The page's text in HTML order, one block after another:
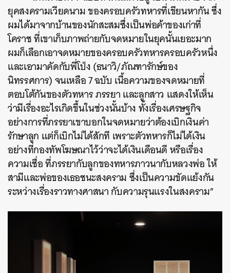
ยุคสงครามเวียดนาม ของครอบครัวทหารที่เขียนหากัน ซึ่ง
ผมได้มาจากบ้านของนักสะสมซึ่งเป็นพ่อค้าของเก่าที่
โคราช ที่เขาเก็บภาพถ่ายกับจดหมายในยุคนั้นเยอะมาก
ผมก็เลือกเอาจดหมายของครอบครัวทหารครอบครัวหนึ่ง
และเอามาคัดกับพี่โป่ง (ธนาวิ/ภัณฑารักษ์ของ
นิทรรศการ) จนเหลือ 7 ฉบับ เนื้อความของจดหมายที่
ตอบโต้กันของตัวทหาร ภรรยา และลูกสาว แสดงให้เห็น
ว่ามีเรื่องอะไรเกิดขึ้นในช่วงนั้นบ้าง ทั้งเรื่องเศรษฐกิจ
อย่างการที่ภรรยาเขาบอกในจดหมายว่าต้องเบิกเงินค่า
รักษาลูก แต่ก็เบิกไม่ได้สักที เพราะตัวทหารก็ไม่ได้เงิน
อย่างที่กองทัพโฆษณาไว้ว่าจะได้เงินเดือนดี หรือเรื่อง
ความเชื่อ ที่ภรรยากับลูกของทหารภาวนากับหลวงพ่อ ให้
สามีและพ่อของเธอชนะสงคราม ซึ่งเป็นความขัดแย้งกัน
ระหว่างเรื่องราวทางศาสนา กับความรุนแรงในสงคราม”